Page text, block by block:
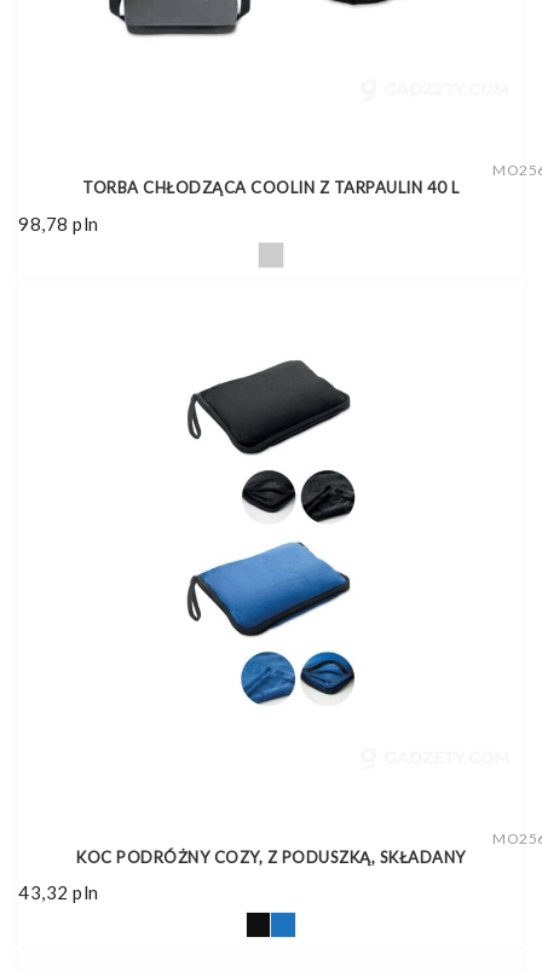
TORBA CHŁODZĄCA COOLIN Z TARPAULIN 40 L
98,78 pln
KOC PODRÓŻNY COZY, Z PODUSZKĄ, SKŁADANY
43,32 pln